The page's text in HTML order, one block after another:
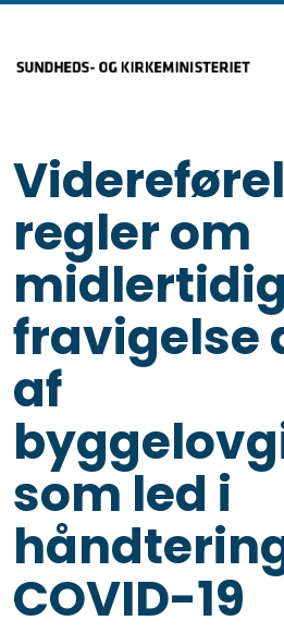
regler om
midlertidig
fravigelse
af
som led i
COVID-19